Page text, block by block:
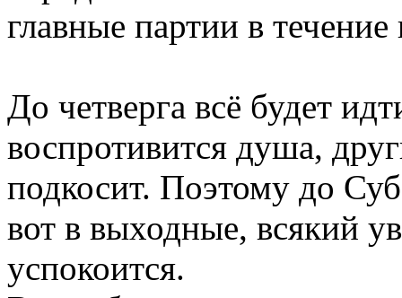
главные партии в течение
До четверга всё будет
воспротивится душа,
подкосит. Поэтому до
вот в выходные, всякий
успокоится.